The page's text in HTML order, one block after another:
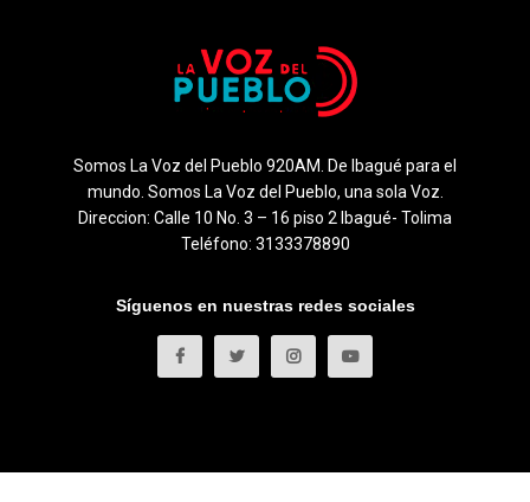
Somos La Voz del Pueblo 920AM. De Ibagué para el
mundo. Somos La Voz del Pueblo, una sola Voz.
Direccion: Calle 10 No. 3 – 16 piso 2 Ibagué- Tolima
Teléfono: 3133378890
Síguenos en nuestras redes sociales